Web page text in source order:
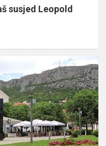
susjed Leopold